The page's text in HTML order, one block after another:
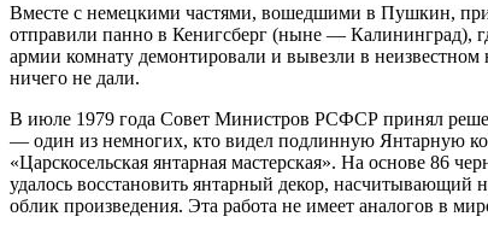
Вместе с немецкими частями, вошедшими в Пушкин,
отправили панно в Кенигсберг (ныне — Калининград),
армии комнату демонтировали и вывезли в
ничего не дали.
В июле 1979 года Совет Министров РСФСР принял
— один из немногих, кто видел подлинную Янтарную
«Царскосельская янтарная мастерская». На основе 86
удалось восстановить янтарный декор, насчитывающий
облик произведения. Эта работа не имеет аналогов в